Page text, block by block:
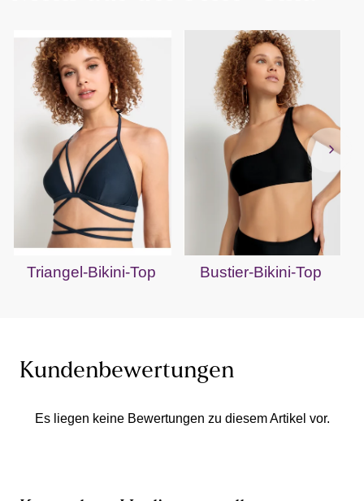
Triangel-Bikini-Top Bustier-Bikini-Top
Kundenbewertungen
Es liegen keine Bewertungen zu diesem Artikel vor.